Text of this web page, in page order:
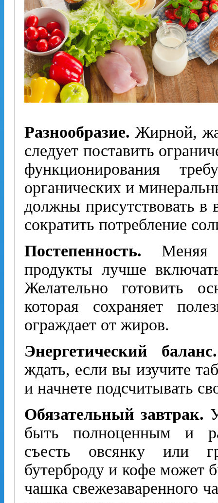
Разнообразие. Жирной,
следует поставить
функционирования
органических и
должны присутствовать
сократить потребление
Постепенность. Меняя
продукты лучше
Желательно готовить
которая сохраняет
ограждает от жиров.
Энергетический баланс.
ждать, если вы изучите
и начнете подсчитывать
Обязательный завтрак.
быть полноценным и
съесть овсянку или
бутерброду и кофе может
чашка свежезаваренного